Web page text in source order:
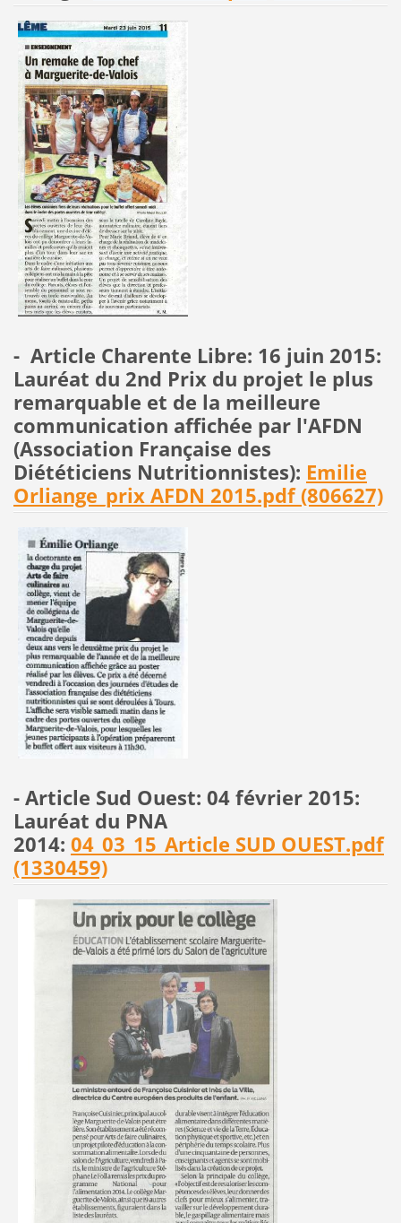
- Article Charente Libre: 16 juin 2015:
Lauréat du 2nd Prix du projet le plus
remarquable et de la meilleure
communication affichée par l'AFDN
(Association Française des
Diététiciens Nutritionnistes): Emilie
Orliange_prix AFDN 2015.pdf (806627)
- Article Sud Ouest: 04 février 2015:
Lauréat du PNA
2014: 04_03_15_Article SUD OUEST.pdf
(1330459)